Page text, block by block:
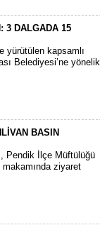
3 DALGADA 15
yürütülen kapsamlı
Belediyesi’ne yönelik
BASIN
Pendik İlçe Müftülüğü
makamında ziyaret